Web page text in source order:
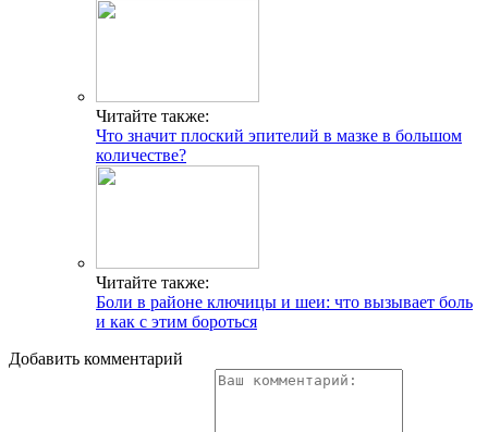
Читайте также:
Что значит плоский эпителий в мазке в большом
количестве?
Читайте также:
Боли в районе ключицы и шеи: что вызывает боль
и как с этим бороться
Добавить комментарий